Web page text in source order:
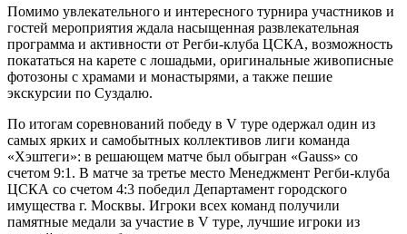
Помимо увлекательного и интересного турнира участников и
гостей мероприятия ждала насыщенная развлекательная
программа и активности от Регби-клуба ЦСКА, возможность
покататься на карете с лошадьми, оригинальные живописные
фотозоны с храмами и монастырями, а также пешие
экскурсии по Суздалю.
По итогам соревнований победу в V туре одержал один из
самых ярких и самобытных коллективов лиги команда
«Хэштеги»: в решающем матче был обыгран «Gauss» со
счетом 9:1. В матче за третье место Менеджмент Регби-клуба
ЦСКА со счетом 4:3 победил Департамент городского
имущества г. Москвы. Игроки всех команд получили
памятные медали за участие в V туре, лучшие игроки из